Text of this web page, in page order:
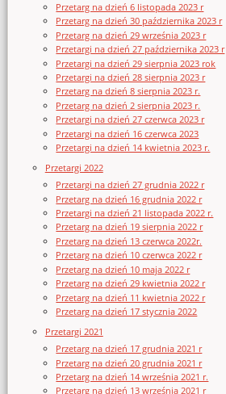
Przetarg na dzień 6 listopada 2023 r
Przetarg na dzień 30 października 2023 r
Przetarg na dzień 29 września 2023 r
Przetargi na dzień 27 października 2023 r
Przetargi na dzień 29 sierpnia 2023 rok
Przetargi na dzień 28 sierpnia 2023 r
Przetarg na dzień 8 sierpnia 2023 r.
Przetarg na dzień 2 sierpnia 2023 r.
Przetargi na dzień 27 czerwca 2023 r
Przetargi na dzień 16 czerwca 2023
Przetargi na dzień 14 kwietnia 2023 r.
Przetargi 2022
Przetargi na dzień 27 grudnia 2022 r
Przetarg na dzień 16 grudnia 2022 r
Przetargi na dzień 21 listopada 2022 r.
Przetarg na dzień 19 sierpnia 2022 r
Przetarg na dzień 13 czerwca 2022r.
Przetarg na dzień 10 czerwca 2022 r
Przetarg na dzień 10 maja 2022 r
Przetarg na dzień 29 kwietnia 2022 r
Przetarg na dzień 11 kwietnia 2022 r
Przetarg na dzień 17 stycznia 2022
Przetargi 2021
Przetarg na dzień 17 grudnia 2021 r
Przetarg na dzień 20 grudnia 2021 r
Przetarg na dzień 14 września 2021 r.
Przetarg na dzień 13 września 2021 r